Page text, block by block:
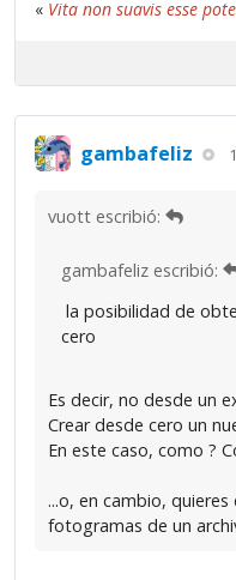
« Vita non suavis esse
gambafeliz
vuott escribió:
gambafeliz escribió:
la posibilidad de
cero
Es decir, no desde un
Crear desde cero un
En este caso, como ?
...o, en cambio,
fotogramas de un